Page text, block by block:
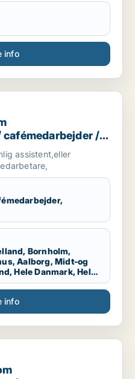
info
/
/
assistent,eller
Bornholm,
Aalborg, Midt-og
Hele Danmark, Hele
info
/